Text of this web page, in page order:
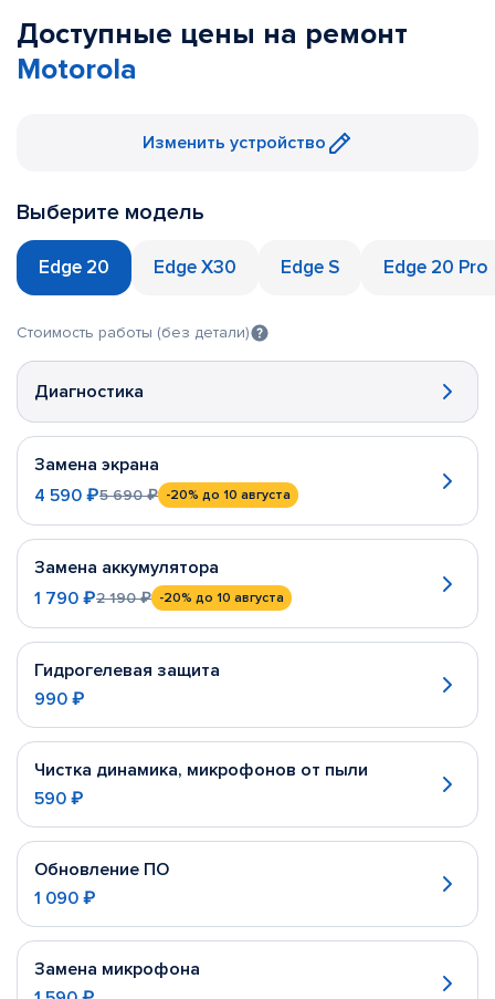
Доступные цены на ремонт
Motorola
Изменить устройство
Выберите модель
Edge 20 Edge X30 Edge S Edge 20 Pro
Стоимость работы (без детали)
Диагностика
Замена экрана
4 590 ₽5 690 ₽ -20% до 10 августа
Замена аккумулятора
1 790 ₽2 190 ₽ -20% до 10 августа
Гидрогелевая защита
990 ₽
Чистка динамика, микрофонов от пыли
590 ₽
Обновление ПО
1 090 ₽
Замена микрофона